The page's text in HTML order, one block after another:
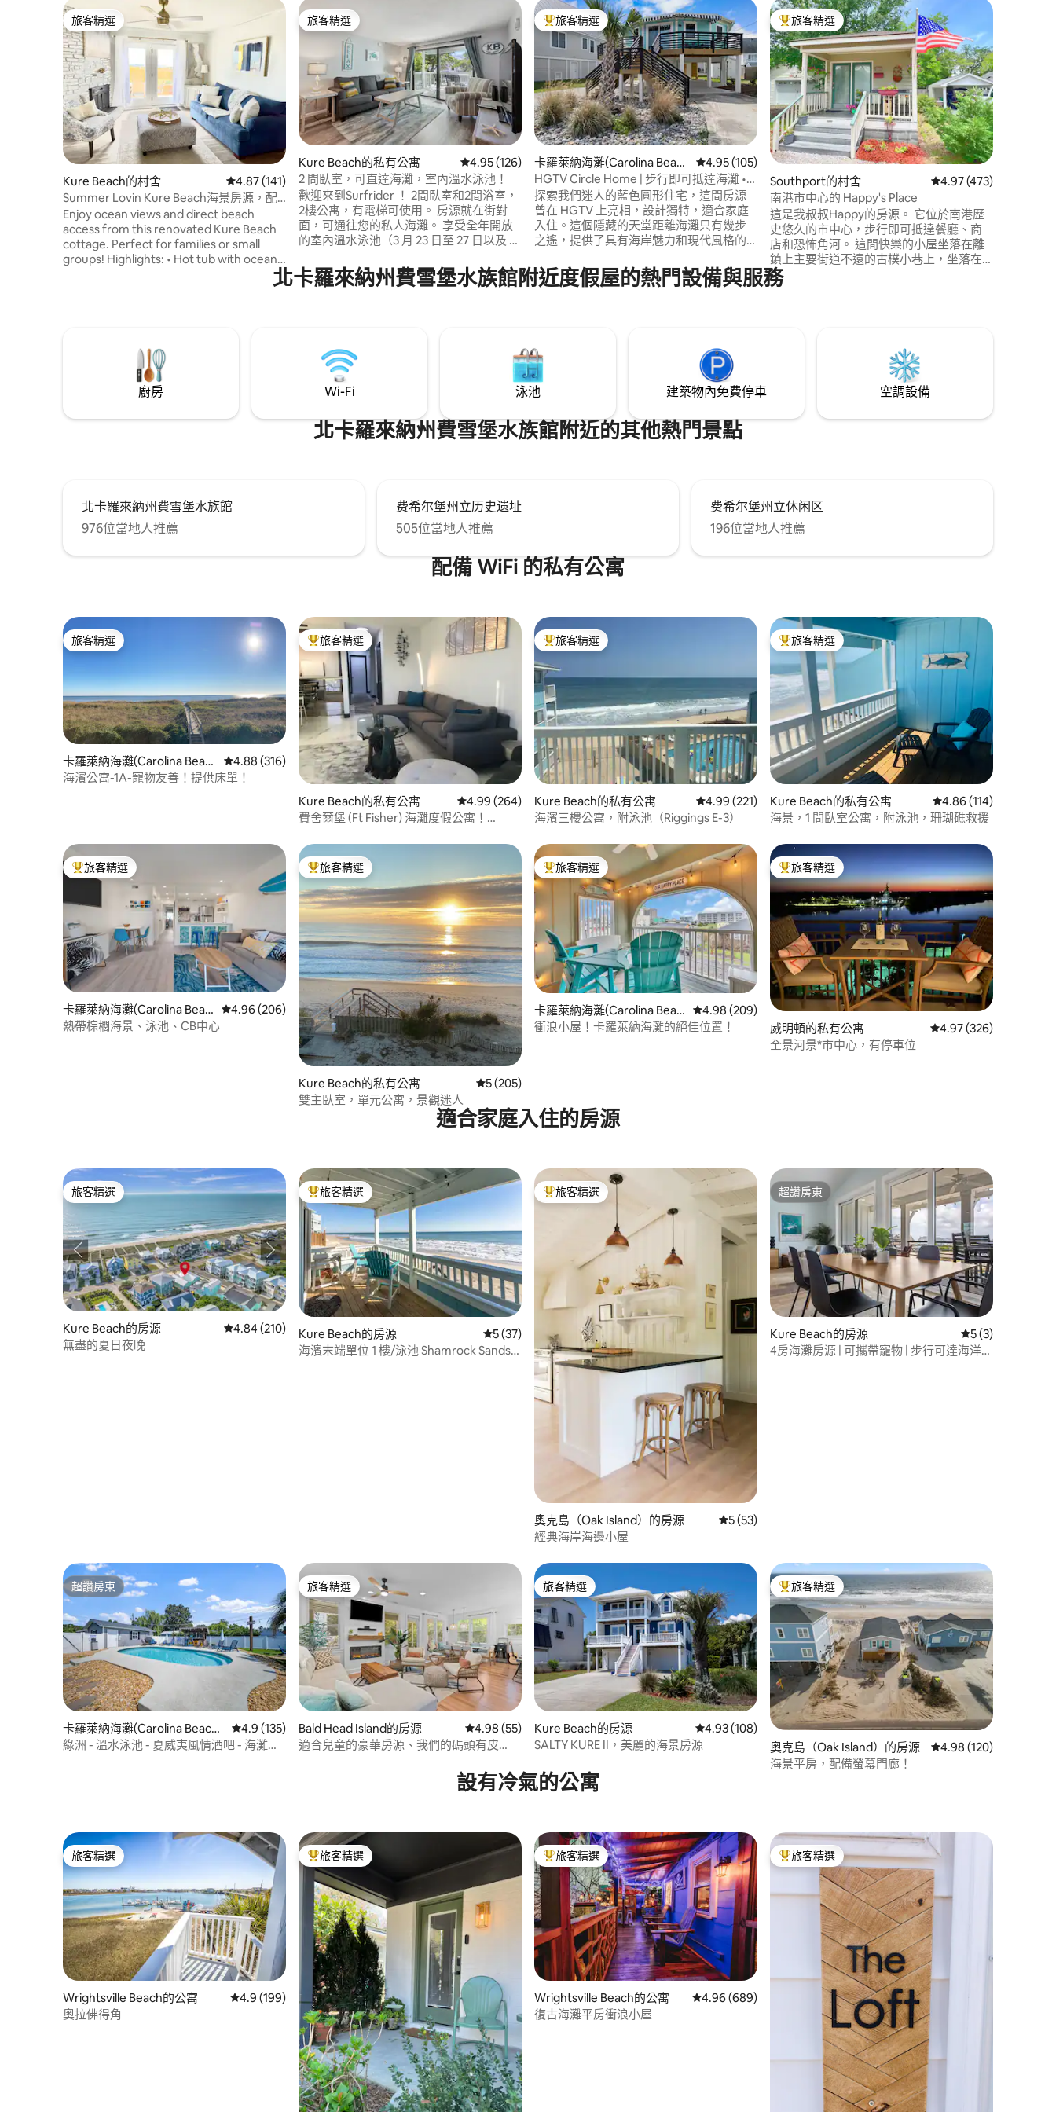
旅客精選
旅客精選
Kure Beach的村舍 從 141 則評價中獲得 4.87 的平均評分（滿分 5 分）
4.87 (141)
Summer Lovin Kure Beach海景房源，配
備按摩浴池
Enjoy ocean views and direct beach
access from this renovated Kure Beach
cottage. Perfect for families or small
groups! Highlights: • Hot tub with ocean
drive to Carolina Beach • 25-min to
Downtown Wilmington
旅客精選
旅客精選
Kure Beach的私有公寓 從 126 則評價中獲得 4.95 的平均評分（滿分 5 分）
4.95 (126)
2 間臥室，可直達海灘，室內溫水泳池！
歡迎來到Surfrider ！ 2間臥室和2間浴室，
2樓公寓，有電梯可使用。 房源就在街對
面，可通往您的私人海灘。 享受全年開放
的室內溫水泳池（3 月 23 日至 27 日以及 4
外泳池（季節性開放）、健身中心、籃球
場、沙狐球場和遊樂場。 網路、有線電視
旅客精選榜首
旅客精選
卡羅萊納海灘(Carolina Beac
h)的房源
從 105 則評價中獲得 4.95 的平均評分（滿分 5 分）
4.95 (105)
HGTV Circle Home | 步行即可抵達海灘 •
可停車 • 可攜帶寵物
探索我們迷人的藍色圓形住宅，這間房源
曾在 HGTV 上亮相，設計獨特，適合家庭
入住。這個隱藏的天堂距離海灘只有幾步
之遙，提供了具有海岸魅力和現代風格的
住，專為無盡的微笑而設計，配備高腳
椅、兒童玩具、沙灘毛巾、雨傘和各種設
旅客精選榜首
旅客精選
Southport的村舍 從 473 則評價中獲得
4.97 (473)
南港市中心的 Happy's Place
這是我叔叔Happy的房源。 它位於南港歷
史悠久的市中心，步行即可抵達餐廳、商
店和恐怖角河。 這間快樂的小屋坐落在離
鎮上主要街道不遠的古樸小巷上，坐落在
大型橡樹之間，在Southport標誌性水塔的
陰影下。 房源有一間配有標準雙人床的臥
北卡羅來納州費雪堡水族館附近度假屋的熱門設備與服務
廚房 Wi-Fi 泳池 建築物內免費停車 空調設備
北卡羅來納州費雪堡水族館附近的其他熱門景點
北卡羅來納州費雪堡水族館
976位當地人推薦
费希尔堡州立历史遗址
505位當地人推薦
费希尔堡州立休闲区
196位當地人推薦
配備 WiFi 的私有公寓
旅客精選
旅客精選
卡羅萊納海灘(Carolina Beac
h)的私有公寓
從 316 則評價中獲得 4.88 的平均評分（滿分 5 分）
4.88 (316)
海濱公寓-1A-寵物友善！提供床單！
旅客精選榜首
旅客精選
Kure Beach的私有公寓 從 264 則評價中獲得 4.99 的平均評分（滿分 5 分）
4.99 (264)
費舍爾堡 (Ft Fisher) 海灘度假公寓！
旅客精選榜首
旅客精選
Kure Beach的私有公寓 從 221 則評價中獲得 4.99 的平均評分（滿分 5 分）
4.99 (221)
海濱三樓公寓，附泳池（Riggings E-3）
旅客精選榜首
旅客精選
Kure Beach的私有公寓 從 114 則評價中獲得
4.86 (114)
海景，1 間臥室公寓，附泳池，珊瑚礁救援
旅客精選榜首
旅客精選
卡羅萊納海灘(Carolina Beac
h)的私有公寓
從 206 則評價中獲得 4.96 的平均評分（滿分 5 分）
4.96 (206)
熱帶棕櫚海景、泳池、CB中心
旅客精選榜首
旅客精選
Kure Beach的私有公寓 從 205 則評價中獲得 5 的平均評分（滿分 5 分）
5 (205)
雙主臥室，單元公寓，景觀迷人
旅客精選榜首
旅客精選
卡羅萊納海灘(Carolina Beac
h)的私有公寓
從 209 則評價中獲得 4.98 的平均評分（滿分 5 分）
4.98 (209)
衝浪小屋！卡羅萊納海灘的絕佳位置！
旅客精選榜首
旅客精選
威明頓的私有公寓 從 326 則評價中獲得
4.97 (326)
全景河景*市中心，有停車位
適合家庭入住的房源
旅客精選
旅客精選
Kure Beach的房源 從 210 則評價中獲得 4.84 的平均評分（滿分 5 分）
4.84 (210)
無盡的夏日夜晚
旅客精選榜首
旅客精選
Kure Beach的房源 從 37 則評價中獲得 5 的平均評分（滿分 5 分）
5 (37)
海濱末端單位 1 樓/泳池 Shamrock Sands
旅客精選榜首
旅客精選
奧克島（Oak Island）的房源 從 53 則評價中獲得 5 的平均評分（滿分 5 分）
5 (53)
經典海岸海邊小屋
超讚房東
超讚房東
Kure Beach的房源 從 3 則評價中獲
5 (3)
4房海灘房源 | 可攜帶寵物 | 步行可達海洋公
超讚房東
超讚房東
卡羅萊納海灘(Carolina Beach)
的房源
從 135 則評價中獲得 4.9 的平均評分（滿分 5 分）
4.9 (135)
綠洲 - 溫水泳池 - 夏威夷風情酒吧 - 海灘生
旅客精選
旅客精選
Bald Head Island的房源 從 55 則評價中獲得 4.98 的平均評分（滿分 5 分）
4.98 (55)
適合兒童的豪華房源、我們的碼頭有皮
旅客精選
旅客精選
Kure Beach的房源 從 108 則評價中獲得 4.93 的平均評分（滿分 5 分）
4.93 (108)
SALTY KURE II，美麗的海景房源
旅客精選榜首
旅客精選
奧克島（Oak Island）的房源 從 120 則評價中獲得
4.98 (120)
海景平房，配備螢幕門廊！
設有冷氣的公寓
旅客精選
旅客精選
Wrightsville Beach的公寓 從 199 則評價中獲得 4.9 的平均評分（滿分 5 分）
4.9 (199)
奧拉佛得角
旅客精選榜首
旅客精選 旅客精選榜首
旅客精選
Wrightsville Beach的公寓 從 689 則評價中獲得 4.96 的平均評分（滿分 5 分）
4.96 (689)
復古海灘平房衝浪小屋
旅客精選榜首
旅客精選